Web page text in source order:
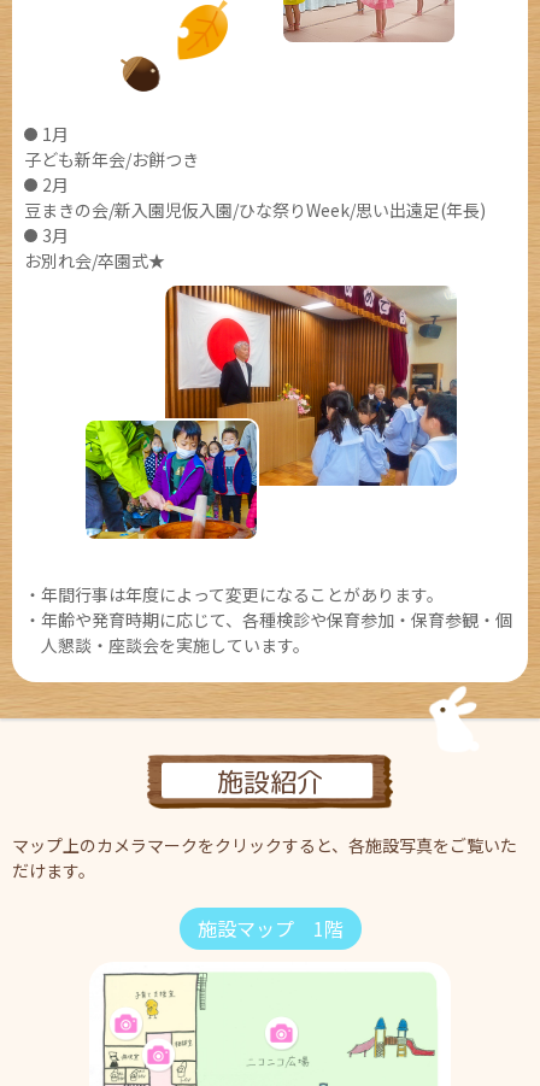
1月
子ども新年会/お餅つき
2月
豆まきの会/新入園児仮入園/ひな祭りWeek/思い出遠足(年長)
3月
お別れ会/卒園式★
・年間行事は年度によって変更になることがあります。
・年齢や発育時期に応じて、各種検診や保育参加・保育参観・個
人懇談・座談会を実施しています。
施設紹介
マップ上のカメラマークをクリックすると、各施設写真をご覧いた
だけます。
施設マップ 1階